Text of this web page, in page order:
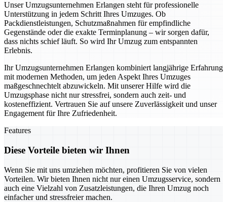
Unser Umzugsunternehmen Erlangen steht für professionelle
Unterstützung in jedem Schritt Ihres Umzuges. Ob
Packdienstleistungen, Schutzmaßnahmen für empfindliche
Gegenstände oder die exakte Terminplanung – wir sorgen dafür,
dass nichts schief läuft. So wird Ihr Umzug zum entspannten
Erlebnis.
Ihr Umzugsunternehmen Erlangen kombiniert langjährige Erfahrung
mit modernen Methoden, um jeden Aspekt Ihres Umzuges
maßgeschnechtelt abzuwickeln. Mit unserer Hilfe wird die
Umzugsphase nicht nur stressfrei, sondern auch zeit- und
kosteneffizient. Vertrauen Sie auf unsere Zuverlässigkeit und unser
Engagement für Ihre Zufriedenheit.
Features
Diese Vorteile bieten wir Ihnen
Wenn Sie mit uns umziehen möchten, profitieren Sie von vielen
Vorteilen. Wir bieten Ihnen nicht nur einen Umzugsservice, sondern
auch eine Vielzahl von Zusatzleistungen, die Ihren Umzug noch
einfacher und stressfreier machen.